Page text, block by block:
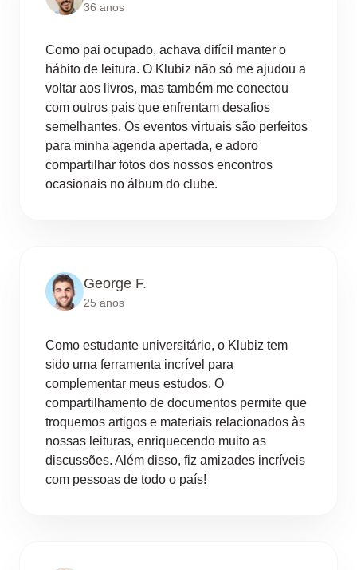
36 anos
Como pai ocupado, achava difícil manter o
hábito de leitura. O Klubiz não só me ajudou a
voltar aos livros, mas também me conectou
com outros pais que enfrentam desafios
semelhantes. Os eventos virtuais são perfeitos
para minha agenda apertada, e adoro
compartilhar fotos dos nossos encontros
ocasionais no álbum do clube.
George F.
25 anos
Como estudante universitário, o Klubiz tem
sido uma ferramenta incrível para
complementar meus estudos. O
compartilhamento de documentos permite que
troquemos artigos e materiais relacionados às
nossas leituras, enriquecendo muito as
discussões. Além disso, fiz amizades incríveis
com pessoas de todo o país!